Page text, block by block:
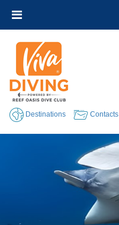
Destinations Contacts